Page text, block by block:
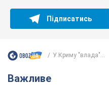
Підписатись
У Криму "влада"...
Важливе